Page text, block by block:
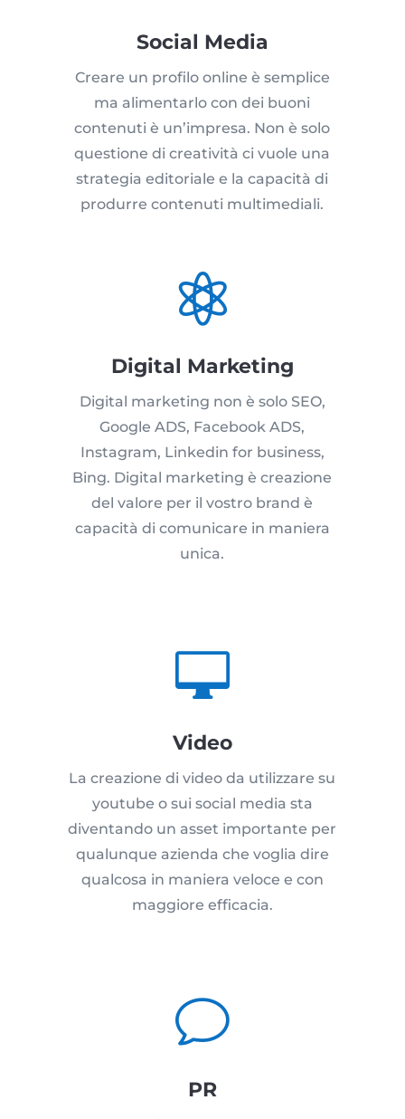
Social Media
Creare un profilo online è semplice
ma alimentarlo con dei buoni
contenuti è un’impresa. Non è solo
questione di creatività ci vuole una
strategia editoriale e la capacità di
produrre contenuti multimediali.

Digital Marketing
Digital marketing non è solo SEO,
Google ADS, Facebook ADS,
Instagram, Linkedin for business,
Bing. Digital marketing è creazione
del valore per il vostro brand è
capacità di comunicare in maniera
unica.

Video
La creazione di video da utilizzare su
youtube o sui social media sta
diventando un asset importante per
qualunque azienda che voglia dire
qualcosa in maniera veloce e con
maggiore efficacia.
v
PR